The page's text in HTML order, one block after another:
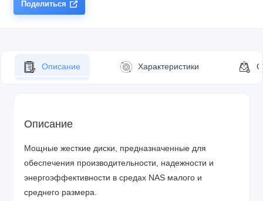
Поделиться
Описание Характеристики
Описание
Мощные жесткие диски, предназначенные для
обеспечения производительности, надежности и
энергоэффективности в средах NAS малого и
среднего размера.